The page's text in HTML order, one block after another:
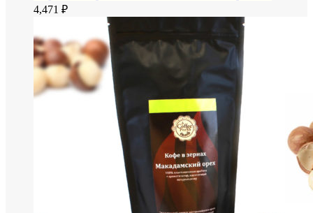
4,471 ₽Диапазон
–
4,471 ₽